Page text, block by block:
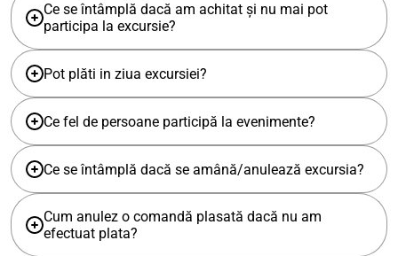
Ce se întâmplă dacă am achitat și nu mai pot
participa la excursie?
Pot plăti in ziua excursiei?
Ce fel de persoane participă la evenimente?
Ce se întâmplă dacă se amână/anulează excursia?
Cum anulez o comandă plasată dacă nu am
efectuat plata?